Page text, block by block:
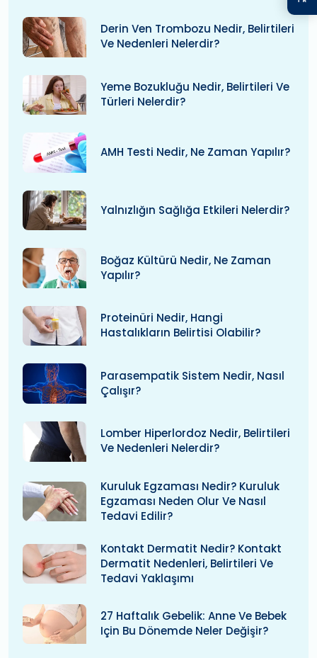
Derin Ven Trombozu Nedir, Belirtileri
Ve Nedenleri Nelerdir?
Yeme Bozukluğu Nedir, Belirtileri Ve
Türleri Nelerdir?
AMH Testi Nedir, Ne Zaman Yapılır?
Yalnızlığın Sağlığa Etkileri Nelerdir?
Boğaz Kültürü Nedir, Ne Zaman
Yapılır?
Proteinüri Nedir, Hangi
Hastalıkların Belirtisi Olabilir?
Parasempatik Sistem Nedir, Nasıl
Çalışır?
Lomber Hiperlordoz Nedir, Belirtileri
Ve Nedenleri Nelerdir?
Kuruluk Egzaması Nedir? Kuruluk
Egzaması Neden Olur Ve Nasıl
Tedavi Edilir?
Kontakt Dermatit Nedir? Kontakt
Dermatit Nedenleri, Belirtileri Ve
Tedavi Yaklaşımı
27 Haftalık Gebelik: Anne Ve Bebek
Için Bu Dönemde Neler Değişir?